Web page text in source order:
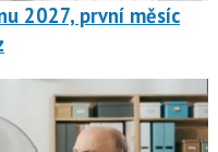
2027, první měsíc